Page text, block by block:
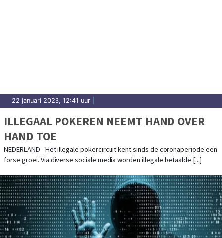
22 januari 2023, 12:41 uur
ILLEGAAL POKEREN NEEMT HAND OVER
HAND TOE
NEDERLAND - Het illegale pokercircuit kent sinds de coronaperiode een
forse groei. Via diverse sociale media worden illegale betaalde [...]